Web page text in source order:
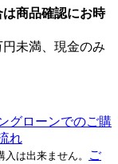
商品確認にお時
未満、現金のみ
グローンでのご購
れ
は出来ません。
ご